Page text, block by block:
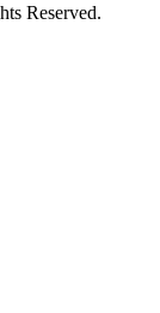
Reserved.